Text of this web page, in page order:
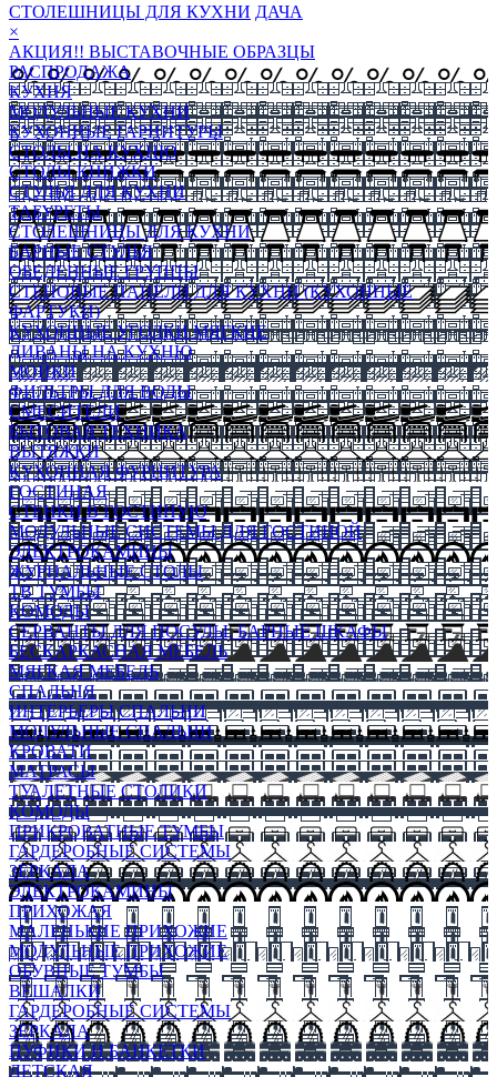
СТОЛЕШНИЦЫ ДЛЯ КУХНИ ДАЧА
×
АКЦИЯ!! ВЫСТАВОЧНЫЕ ОБРАЗЦЫ
РАСПРОДАЖА
КУХНЯ
МОДУЛЬНЫЕ КУХНИ
КУХОННЫЕ ГАРНИТУРЫ
СТОЛЫ НА КУХНЮ
СТОЛЫ КНИЖКИ
СТУЛЬЯ ДЛЯ КУХНИ
ТАБУРЕТЫ
СТОЛЕШНИЦЫ ДЛЯ КУХНИ
БАРНЫЕ СТУЛЬЯ
ОБЕДЕННЫЕ ГРУППЫ
СТЕНОВЫЕ ПАНЕЛИ ДЛЯ КУХНИ (КУХОННЫЕ
ФАРТУКИ)
КУХОННЫЕ УГОЛКИ МЯГКИЕ
ДИВАНЫ НА КУХНЮ
МОЙКИ
ФИЛЬТРЫ ДЛЯ ВОДЫ
СМЕСИТЕЛИ
БЫТОВАЯ ТЕХНИКА
ВЫТЯЖКИ
КУХОННАЯ ФУРНИТУРА
ГОСТИНАЯ
СТЕНКИ В ГОСТИНУЮ
МОДУЛЬНЫЕ СИСТЕМЫ ДЛЯ ГОСТИНОЙ
ЭЛЕКТРОКАМИНЫ
ЖУРНАЛЬНЫЕ СТОЛЫ
ТВ ТУМБЫ
КОМОДЫ
СЕРВАНТЫ ДЛЯ ПОСУДЫ, БАРНЫЕ ШКАФЫ
БЕСКАРКАСНАЯ МЕБЕЛЬ
МЯГКАЯ МЕБЕЛЬ
СПАЛЬНЯ
ИНТЕРЬЕРЫ СПАЛЬНИ
МОДУЛЬНЫЕ СПАЛЬНИ
КРОВАТИ
МАТРАСЫ
ТУАЛЕТНЫЕ СТОЛИКИ
КОМОДЫ
ПРИКРОВАТНЫЕ ТУМБЫ
ГАРДЕРОБНЫЕ СИСТЕМЫ
ЗЕРКАЛА
ЭЛЕКТРОКАМИНЫ
ПРИХОЖАЯ
МАЛЕНЬКИЕ ПРИХОЖИЕ
МОДУЛЬНЫЕ ПРИХОЖИЕ
ОБУВНЫЕ ТУМБЫ
ВЕШАЛКИ
ГАРДЕРОБНЫЕ СИСТЕМЫ
ЗЕРКАЛА
ПУФИКИ И БАНКЕТКИ
ДЕТСКАЯ